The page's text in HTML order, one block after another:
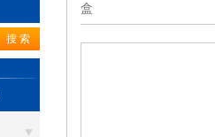
盒